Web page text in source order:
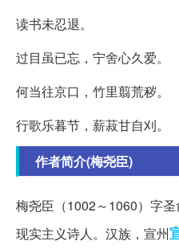
读书未忍退。
过目虽已忘，宁舍心久爱。
何当往京口，竹里翦荒秽。
行歌乐暮节，薪菽甘自刈。
作者简介(梅尧臣)
梅尧臣（1002～1060）字
现实主义诗人。汉族，宣州